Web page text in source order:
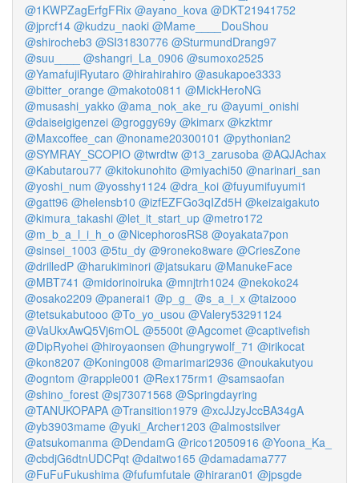
@1KWPZagErfgFRix @ayano_kova @DKT21941752
@jprcf14 @kudzu_naoki @Mame____DouShou
@shirocheb3 @SI31830776 @SturmundDrang97
@suu____
@shangri_La_0906 @sumoxo2525
@YamafujiRyutaro @hirahirahiro @asukapoe3333
@bitter_orange @makoto0811 @MickHeroNG
@musashi_yakko @ama_nok_ake_ru @ayumi_onishi
@daiseigigenzei @groggy69y @kimarx @kzktmr
@Maxcoffee_can @noname20300101 @pythonian2
@SYMRAY_SCOPIO @twrdtw @13_zarusoba @AQJAchax
@Kabutarou77 @kitokunohito @miyachi50 @narinari_san
@yoshi_num @yosshy1124 @dra_koi @fuyumifuyumi1
@gatt96 @helensb10 @izfEZFGo3qIZd5H @keizaigakuto
@kimura_takashi @let_it_start_up @metro172
@m_b_a_l_i_h_o @NicephorosRS8 @oyakata7pon
@sinsei_1003 @5tu_dy @9roneko8ware @CriesZone
@drilledP @harukiminori @jatsukaru @ManukeFace
@MBT741 @midorinoiruka @mnjtrh1024 @nekoko24
@osako2209 @panerai1 @p_g_ @s_a_i_x @taizooo
@tetsukabutooo @To_yo_usou @Valery53291124
@VaUkxAwQ5Vj6mOL @5500t @Agcomet @captivefish
@DipRyohei @hiroyaonsen @hungrywolf_71 @irikocat
@kon8207 @Koning008 @marimari2936 @noukakutyou
@ogntom @rapple001 @Rex175rm1 @samsaofan
@shino_forest @sj73071568 @Springdayring
@TANUKOPAPA @Transition1979 @xcJJzyJccBA34gA
@yb3903mame @yuki_Archer1203 @almostsilver
@atsukomanma @DendamG @rico12050916 @Yoona_Ka_
@cbdjG6dtnUDCPqt @daitwo165 @damadama777
@FuFuFukushima @fufumfutale @hiraran01 @jpsgde